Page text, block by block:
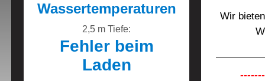
Wassertemperaturen
2,5 m Tiefe:
Fehler beim
Laden
Wir